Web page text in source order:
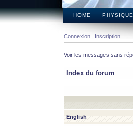
HOME PHYSIQUE
Connexion Inscription
Voir les messages sans
Index du forum
English